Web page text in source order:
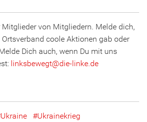
von Mitgliedern. Melde dich,
coole Aktionen gab oder
Dich auch, wenn Du mit uns
linksbewegt@die-linke.de
Ukraine Ukrainekrieg